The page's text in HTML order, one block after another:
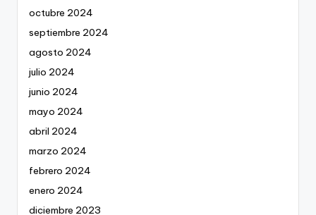
octubre 2024
septiembre 2024
agosto 2024
julio 2024
junio 2024
mayo 2024
abril 2024
marzo 2024
febrero 2024
enero 2024
diciembre 2023